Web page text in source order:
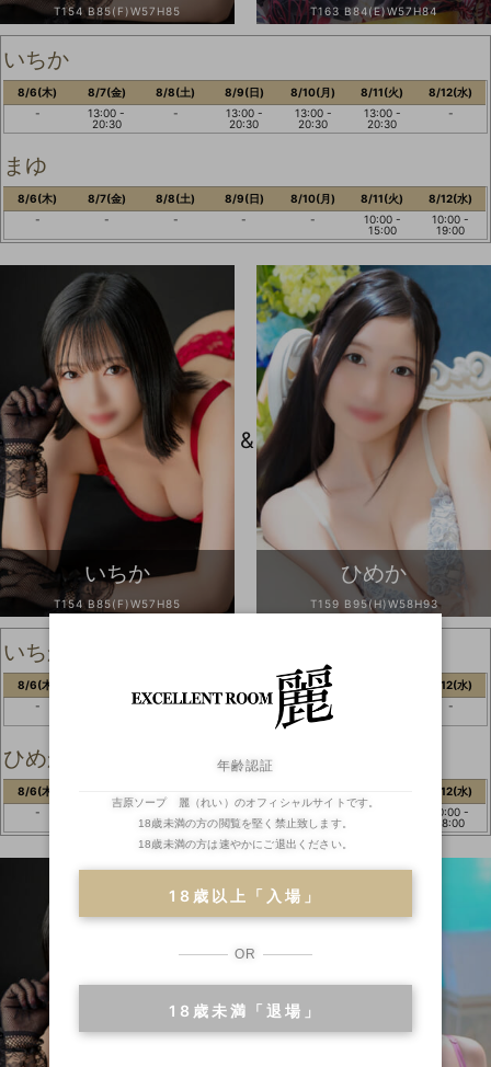
T154 B85(F)W57H85 T163 B84(E)W57H84
いちか
8/6(木)
-
8/7(金)
13:00 -
20:30
8/8(土)
-
8/9(日)
13:00 -
20:30
8/10(月)
13:00 -
20:30
8/11(火)
13:00 -
20:30
8/12(水)
-
まゆ
8/6(木)
-
8/7(金)
-
8/8(土)
-
8/9(日)
-
8/10(月)
-
8/11(火)
10:00 -
15:00
8/12(水)
10:00 -
19:00
いちか
T154 B85(F)W57H85
&
ひめか
T159 B95(H)W58H93
いちか
8/6(木)
-
-
13:00 -
8/10(月)
13:00 -
20:30
8/12(水)
-
ひめか
8/6(木)
-
09:00 -
18:00
-
8/12(水)
10:00 -
18:00
&
年齢認証
吉原ソープ 麗（れい）のオフィシャルサイトです。
18歳未満の方の閲覧を堅く禁止致します。
18歳未満の方は速やかにご退出ください。
18歳以上「入場」
OR
18歳未満「退場」